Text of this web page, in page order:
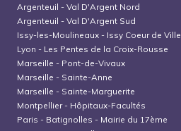
Argenteuil -Val D'Argent Nord
Argenteuil -Val D'Argent Sud
Issy-les-Moulineaux - Issy Coeur de Ville
Lyon - Les Pentes de la Croix-Rousse
Marseille - Pont-de-Vivaux
Marseille - Sainte-Anne
Marseille - Sainte-Marguerite
Montpellier- Hôpitaux-Facultés
Paris - Batignolles - Mairie du 17ème